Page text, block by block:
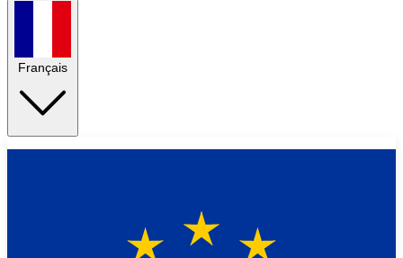
Français